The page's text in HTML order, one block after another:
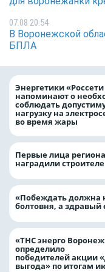
07.08 20:54
В Воронежской
БПЛА
Энергетики
напоминают о
соблюдать
нагрузку на
во время жары
Первые лица региона
наградили
«Побеждать должна
болтовня, а здравый
«ТНС энерго
определило
победителей акции
выгода» по итогам